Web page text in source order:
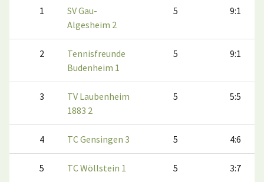
1
SV Gau-
Algesheim 2
5 9:1
2
Tennisfreunde
Budenheim 1
5 9:1
3
TV Laubenheim
1883 2
5 5:5
4 TC Gensingen 3 5 4:6
5 TC Wöllstein 1 5 3:7